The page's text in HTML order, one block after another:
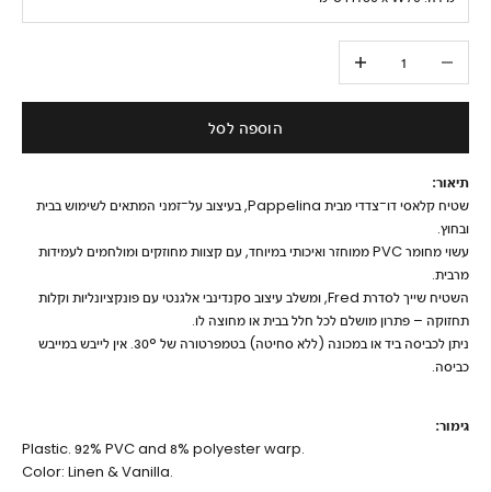
הגדלת הכמות
הוספה לסל
תיאור:
שטיח קלאסי דו־צדדי מבית Pappelina, בעיצוב על־זמני המתאים לשימוש בבית
ובחוץ.
עשוי מחומר PVC ממוחזר ואיכותי במיוחד, עם קצוות מחוזקים ומולחמים לעמידות
מרבית.
השטיח שייך לסדרת Fred, ומשלב עיצוב סקנדינבי אלגנטי עם פונקציונליות וקלות
תחזוקה – פתרון מושלם לכל חלל בבית או מחוצה לו.
ניתן לכביסה ביד או במכונה (ללא סחיטה) בטמפרטורה של 30°. אין לייבש במייבש
כביסה.
גימור:
Plastic. 92% PVC and 8% polyester warp.
Color: Linen & Vanilla.